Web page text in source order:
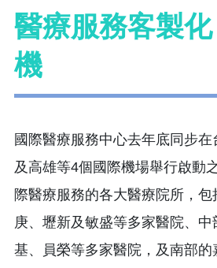
醫療服務客製
機
國際醫療服務中心去年底同步
及高雄等4個國際機場舉行啟動
際醫療服務的各大醫療院所，
庚、壢新及敏盛等多家醫院、
基、員榮等多家醫院，及南部的